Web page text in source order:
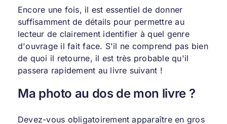
Encore une fois, il est essentiel de donner
suffisamment de détails pour permettre au
lecteur de clairement identifier à quel genre
d'ouvrage il fait face. S'il ne comprend pas bien
de quoi il retourne, il est très probable qu'il
passera rapidement au livre suivant !
Ma photo au dos de mon livre ?
Devez-vous obligatoirement apparaître en gros